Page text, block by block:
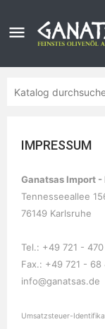

IMPRESSUM
Ganatsas Import -
Tennesseeallee
76149 Karlsruhe
Tel.: +49 721 -
Fax.: +49 721 - 68
info@ganatsas.de
Umsatzsteuer-